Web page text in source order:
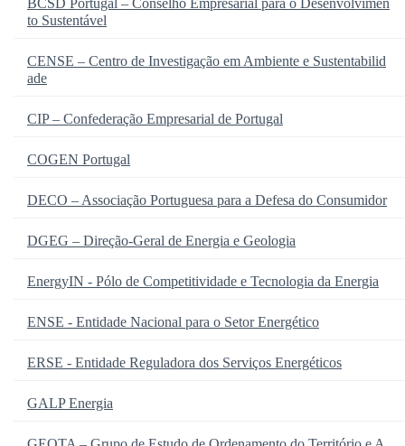
BCSD Portugal – Conselho Empresarial para o Desenvolvimen
to Sustentável
CENSE – Centro de Investigação em Ambiente e Sustentabilid
ade
CIP – Confederação Empresarial de Portugal
COGEN Portugal
DECO – Associação Portuguesa para a Defesa do Consumidor
DGEG – Direção-Geral de Energia e Geologia
EnergyIN - Pólo de Competitividade e Tecnologia da Energia
ENSE - Entidade Nacional para o Setor Energético
ERSE - Entidade Reguladora dos Serviços Energéticos
GALP Energia